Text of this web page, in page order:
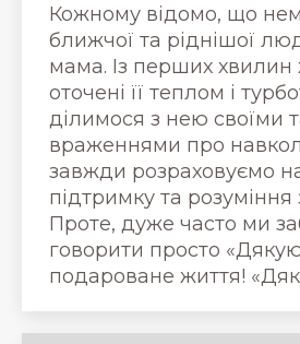
Кожному відомо, що
ближчої та ріднішої
мама. Із перших хвилин
оточені її теплом і
ділимося з нею своїми
враженнями про
завжди розраховуємо
підтримку та розуміння
Проте, дуже часто ми
говорити просто
подароване життя!